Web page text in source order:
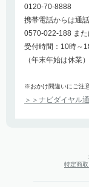
0120-70-8888
携帯電話からは通
0570-022-188 ま
受付時間：10時～
（年末年始は休業）
※おかけ間違いにご注
＞＞ナビダイヤル
特定商